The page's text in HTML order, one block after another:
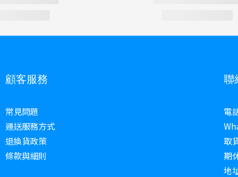
顧客服務
常見問題
運送服務方式
退換貨政策
條款與細則
聯
電
取
期
地